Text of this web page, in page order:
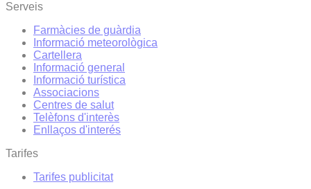
Serveis
Farmàcies de guàrdia
Informació meteorològica
Cartellera
Informació general
Informació turística
Associacions
Centres de salut
Telèfons d'interès
Enllaços d'interés
Tarifes
Tarifes publicitat